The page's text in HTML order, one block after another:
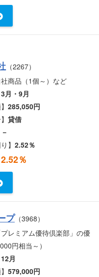
（2267）
社商品（1個～）など
3月・9月
285,050円
貸借
－
り】2.52％
2.52％
プ（3968）
プレミアム優待倶楽部」の優
円相当～）
12月
579,000円